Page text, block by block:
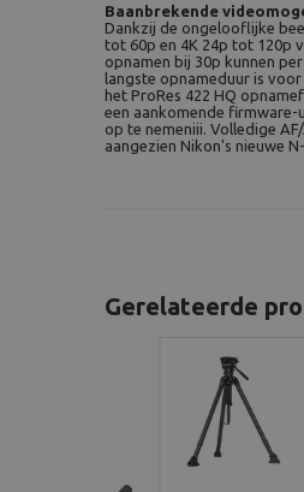
Baanbrekende
Dankzij de ongelooflijke
tot 60p en 4K 24p tot 120p
opnamen bij 30p kunnen
langste opnameduur is
het ProRes 422 HQ
een aankomende firmware-
op te nemeniii. Volledige
aangezien Nikon's nieuwe
Gerelateerde